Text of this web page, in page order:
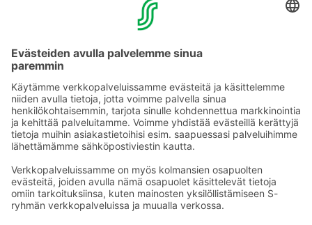
Sähköpostiosoitteet S-ryhmässä ovat muotoa
etunimi.sukunimi@sok.fi
Seuraa meitä: